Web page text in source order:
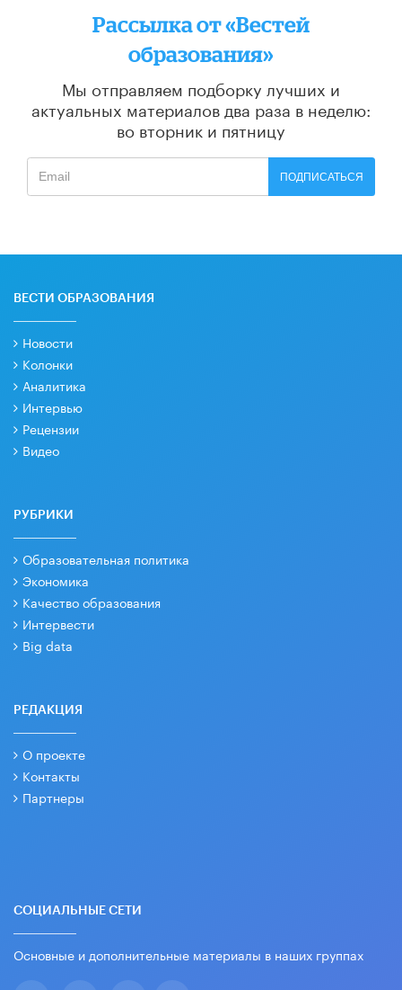
Рассылка от «Вестей
образования»
Мы отправляем подборку лучших и
актуальных материалов два раза в неделю:
во вторник и пятницу
ПОДПИСАТЬСЯ
ВЕСТИ ОБРАЗОВАНИЯ
Новости
Колонки
Аналитика
Интервью
Рецензии
Видео
РУБРИКИ
Образовательная политика
Экономика
Качество образования
Интервести
Big data
РЕДАКЦИЯ
О проекте
Контакты
Партнеры
СОЦИАЛЬНЫЕ СЕТИ
Основные и дополнительные материалы в наших группах